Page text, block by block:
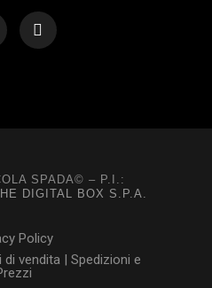
SPADA© – P.I.:
DIGITAL BOX S.P.A.
Policy
vendita | Spedizioni e